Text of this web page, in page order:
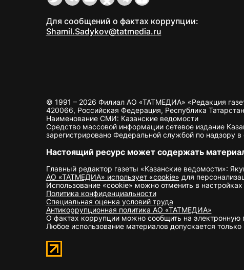
Для сообщений о фактах коррупции:
Shamil.Sadykov@tatmedia.ru
© 1991 – 2026 Филиал АО «ТАТМЕДИА» «Редакция
420066, Российская Федерация, Республика
Наименование СМИ: Казанские ведомости
Средство массовой информации сетевое издание
зарегистрировано Федеральной службой по надзору
Настоящий ресурс может содержать
Главный редактор газеты «Казанские ведомости»:
АО «ТАТМЕДИА» использует «cookie» для
Использование «cookie» можно отменить в настройках
Политика конфиденциальности
Специальная оценка условий труда
Антикоррупционная политика АО «ТАТМЕДИА»
О фактах коррупции можно сообщить на электронную
Любое использование материалов допускается